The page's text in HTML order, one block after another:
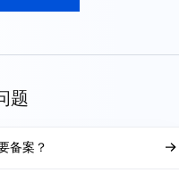
题
备案？